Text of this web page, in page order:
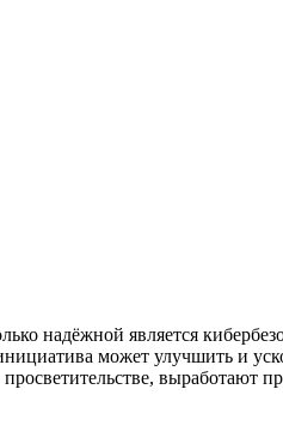
надёжной является
может улучшить и
выработают